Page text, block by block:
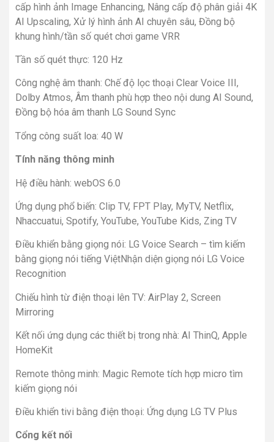
cấp hình ảnh Image Enhancing, Nâng cấp độ phân giải 4K
AI Upscaling, Xử lý hình ảnh AI chuyên sâu, Đồng bộ
khung hình/tần số quét chơi game VRR
Tần số quét thực: 120 Hz
Công nghệ âm thanh: Chế độ lọc thoại Clear Voice III,
Dolby Atmos, Âm thanh phù hợp theo nội dung AI Sound,
Đồng bộ hóa âm thanh LG Sound Sync
Tổng công suất loa: 40 W
Tính năng thông minh
Hệ điều hành: webOS 6.0
Ứng dụng phổ biến: Clip TV, FPT Play, MyTV, Netflix,
Nhaccuatui, Spotify, YouTube, YouTube Kids, Zing TV
Điều khiển bằng giọng nói: LG Voice Search – tìm kiếm
bằng giọng nói tiếng ViệtNhận diện giọng nói LG Voice
Recognition
Chiếu hình từ điện thoại lên TV: AirPlay 2, Screen
Mirroring
Kết nối ứng dụng các thiết bị trong nhà: AI ThinQ, Apple
HomeKit
Remote thông minh: Magic Remote tích hợp micro tìm
kiếm giọng nói
Điều khiển tivi bằng điện thoại: Ứng dụng LG TV Plus
Cổng kết nối